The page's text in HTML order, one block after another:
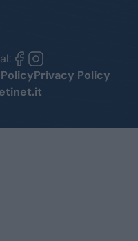
Privacy Policy
etinet.it